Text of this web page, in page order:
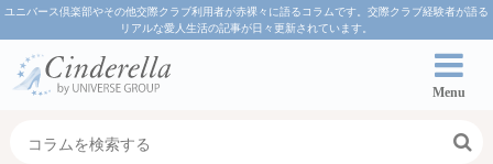
ユニバース倶楽部やその他交際クラブ利用者が赤裸々に語るコラムです。交際クラブ経験者が語る
リアルな愛人生活の記事が日々更新されています。
Menu